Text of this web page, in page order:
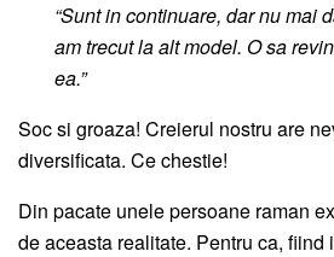
“Sunt in continuare, dar nu mai
am trecut la alt model. O sa
ea.”
Soc si groaza! Creierul nostru are
diversificata. Ce chestie!
Din pacate unele persoane raman
de aceasta realitate. Pentru ca, fiind